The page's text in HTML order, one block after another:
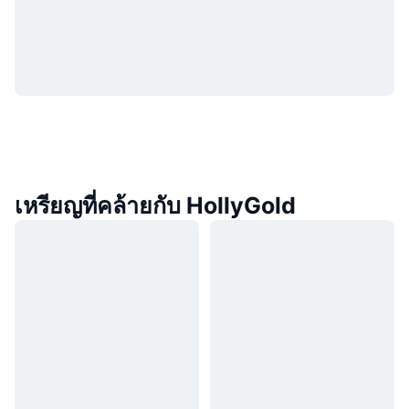
เหรียญที่คล้ายกับ HollyGold